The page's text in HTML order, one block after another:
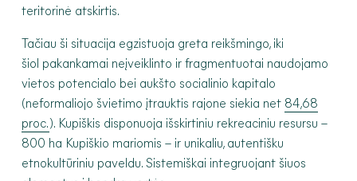
teritorinė atskirtis.
Tačiau ši situacija egzistuoja greta reikšmingo, iki
šiol pakankamai neįveiklinto ir fragmentuotai naudojamo
vietos potencialo bei aukšto socialinio kapitalo
(neformaliojo švietimo įtrauktis rajone siekia net 84,68
proc. ). Kupiškis disponuoja išskirtiniu rekreaciniu resursu –
800 ha Kupiškio mariomis – ir unikaliu, autentišku
etnokultūriniu paveldu. Sistemiškai integruojant šiuos